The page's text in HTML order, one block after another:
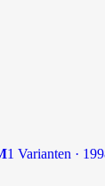
1 Varianten ·